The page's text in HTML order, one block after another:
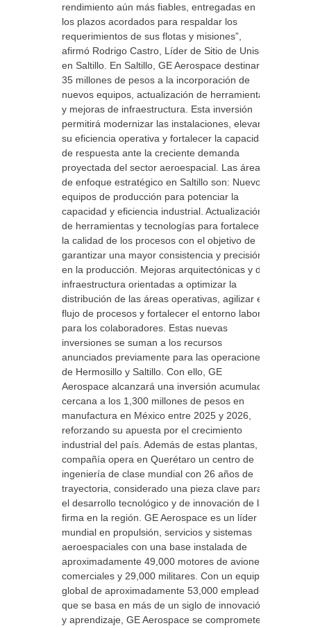
rendimiento aún más fiables, entregadas en
los plazos acordados para respaldar los
requerimientos de sus flotas y misiones”,
afirmó Rodrigo Castro, Líder de Sitio de Unison
en Saltillo. En Saltillo, GE Aerospace destinará
35 millones de pesos a la incorporación de
nuevos equipos, actualización de herramientas
y mejoras de infraestructura. Esta inversión
permitirá modernizar las instalaciones, elevar
su eficiencia operativa y fortalecer la capacidad
de respuesta ante la creciente demanda
proyectada del sector aeroespacial. Las áreas
de enfoque estratégico en Saltillo son: Nuevos
equipos de producción para potenciar la
capacidad y eficiencia industrial. Actualización
de herramientas y tecnologías para fortalecer
la calidad de los procesos con el objetivo de
garantizar una mayor consistencia y precisión
en la producción. Mejoras arquitectónicas y de
infraestructura orientadas a optimizar la
distribución de las áreas operativas, agilizar el
flujo de procesos y fortalecer el entorno laboral
para los colaboradores. Estas nuevas
inversiones se suman a los recursos
anunciados previamente para las operaciones
de Hermosillo y Saltillo. Con ello, GE
Aerospace alcanzará una inversión acumulada
cercana a los 1,300 millones de pesos en
manufactura en México entre 2025 y 2026,
reforzando su apuesta por el crecimiento
industrial del país. Además de estas plantas, la
compañía opera en Querétaro un centro de
ingeniería de clase mundial con 26 años de
trayectoria, considerado una pieza clave para
el desarrollo tecnológico y de innovación de la
firma en la región. GE Aerospace es un líder
mundial en propulsión, servicios y sistemas
aeroespaciales con una base instalada de
aproximadamente 49,000 motores de aviones
comerciales y 29,000 militares. Con un equipo
global de aproximadamente 53,000 empleados
que se basa en más de un siglo de innovación
y aprendizaje, GE Aerospace se compromete a